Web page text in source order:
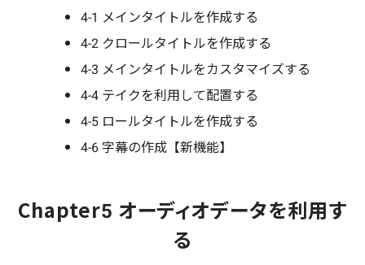
4-1 メインタイトルを作成する
4-2 クロールタイトルを作成する
4-3 メインタイトルをカスタマイズする
4-4 テイクを利用して配置する
4-5 ロールタイトルを作成する
4-6 字幕の作成【新機能】
Chapter5 オーディオデータを利用す
る